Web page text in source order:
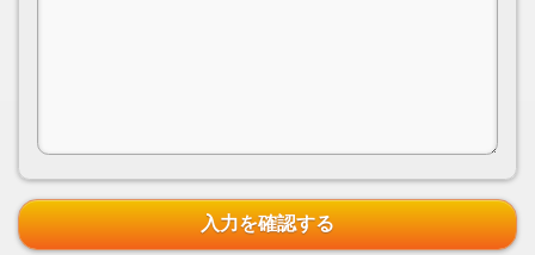
入力を確認する